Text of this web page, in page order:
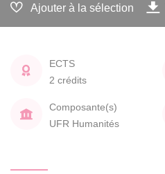
Ajouter à la sélection
ECTS
2 crédits
Composante(s)
UFR Humanités